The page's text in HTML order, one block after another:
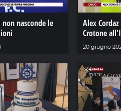
nasconde le
Alex
Crotone
20 giugno